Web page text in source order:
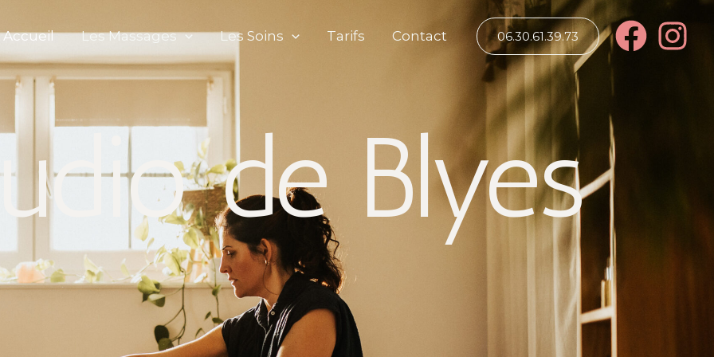
Accueil Les Massages Les Soins Tarifs Contact 06.30.61.39.73
de Blyes